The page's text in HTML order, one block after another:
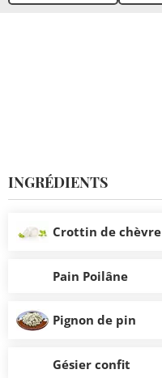
INGRÉDIENTS
Crottin de chèvre
Pain Poilâne
Pignon de pin
Gésier confit